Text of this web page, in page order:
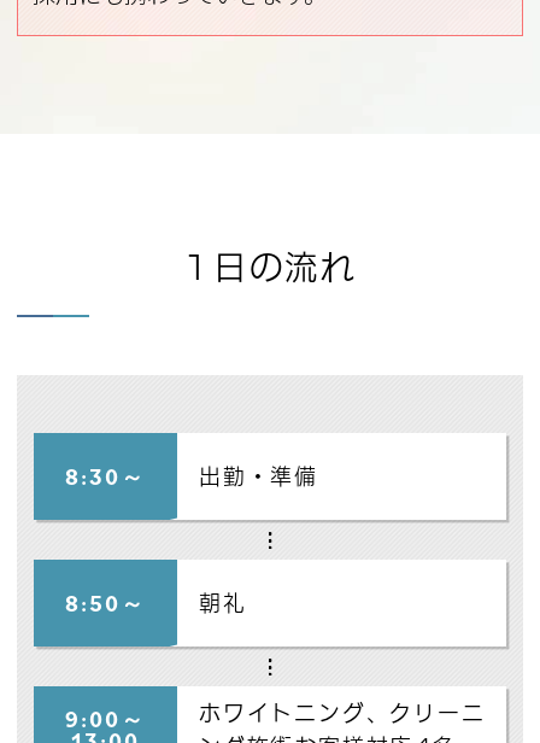
1日の流れ
8:30～ 出勤・準備
8:50～ 朝礼
9:00～
ホワイトニング、クリーニ